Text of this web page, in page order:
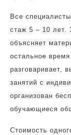
Все
стаж 5 – 10 лет.
объясняет
остальное
разговаривает,
занятий с
организован
обучающиеся
Стоимость